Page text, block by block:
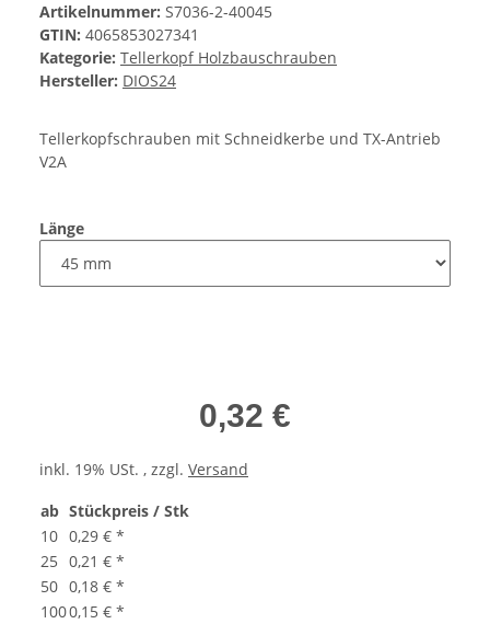
Artikelnummer: S7036-2-40045
GTIN: 4065853027341
Kategorie: Tellerkopf Holzbauschrauben
Hersteller: DIOS24
Tellerkopfschrauben mit Schneidkerbe und TX-Antrieb
V2A
Länge
0,32 €
inkl. 19% USt. , zzgl. Versand
ab Stückpreis / Stk
10 0,29 € *
25 0,21 € *
50 0,18 € *
1000,15 € *